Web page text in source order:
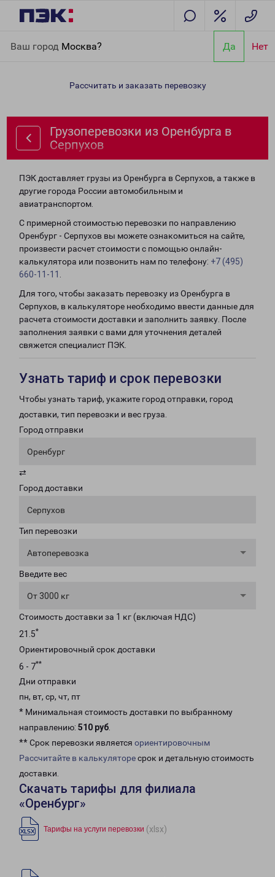
Ваш город Москва? Да Нет
Серпухов
Рассчитать и заказать перевозку
Грузоперевозки из Оренбурга в
Серпухов
ПЭК доставляет грузы из Оренбурга в Серпухов, а также в
другие города России автомобильным и
авиатранспортом.
С примерной стоимостью перевозки по направлению
Оренбург - Серпухов вы можете ознакомиться на сайте,
произвести расчет стоимости с помощью онлайн-
калькулятора или позвонить нам по телефону: +7 (495)
660-11-11
Для того, чтобы заказать перевозку из Оренбурга в
Серпухов, в калькуляторе необходимо ввести данные для
расчета стоимости доставки и заполнить заявку. После
заполнения заявки с вами для уточнения деталей
свяжется специалист ПЭК.
Узнать тариф и срок перевозки
Чтобы узнать тариф, укажите город отправки, город
доставки, тип перевозки и вес груза.
Город отправки
Оренбург
⇄
Город доставки
Серпухов
Тип перевозки
Автоперевозка
Введите вес
От 3000 кг
Стоимость доставки за 1 кг (включая НДС)
21.5*
Ориентировочный срок доставки
6 - 7**
Дни отправки
пн, вт, ср, чт, пт
* Минимальная стоимость доставки по выбранному
направлению: 510 руб.
** Срок перевозки является ориентировочным
Рассчитайте в калькуляторесрок и детальную стоимость
доставки.
Скачать тарифы для филиала
«Оренбург»
Тарифы на услуги перевозки (xlsx)